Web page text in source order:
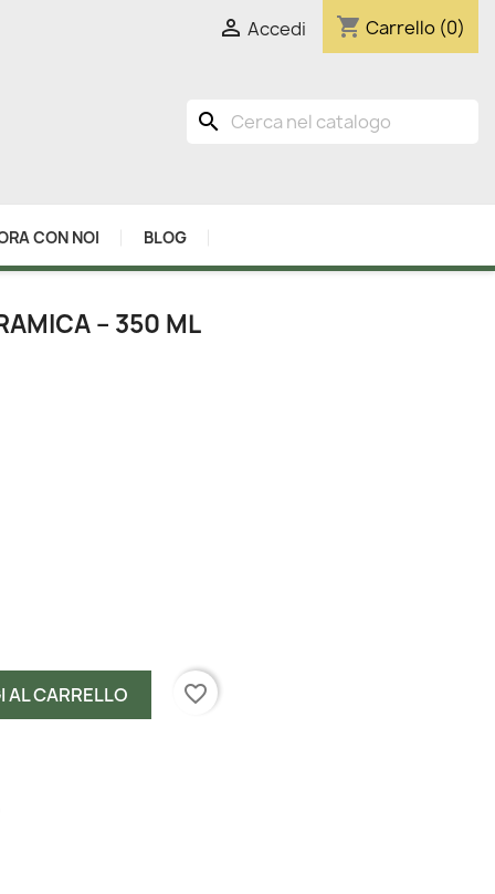
 Accedi shopping_cart Carrello (0)
search
CON NOI BLOG
– 350 ML
AL CARRELLO favorite_border